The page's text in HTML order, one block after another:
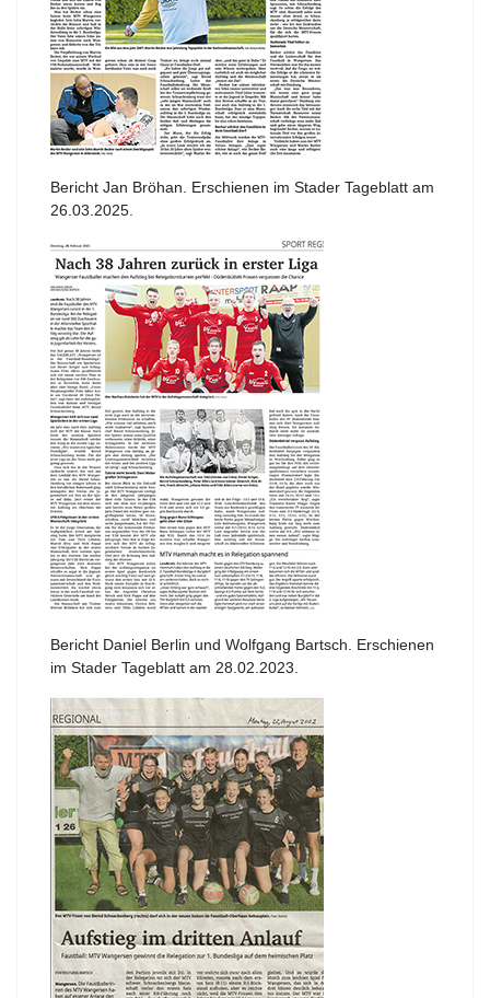
Bericht Jan Bröhan. Erschienen im Stader Tageblatt am
26.03.2025.
Bericht Daniel Berlin und Wolfgang Bartsch. Erschienen
im Stader Tageblatt am 28.02.2023.